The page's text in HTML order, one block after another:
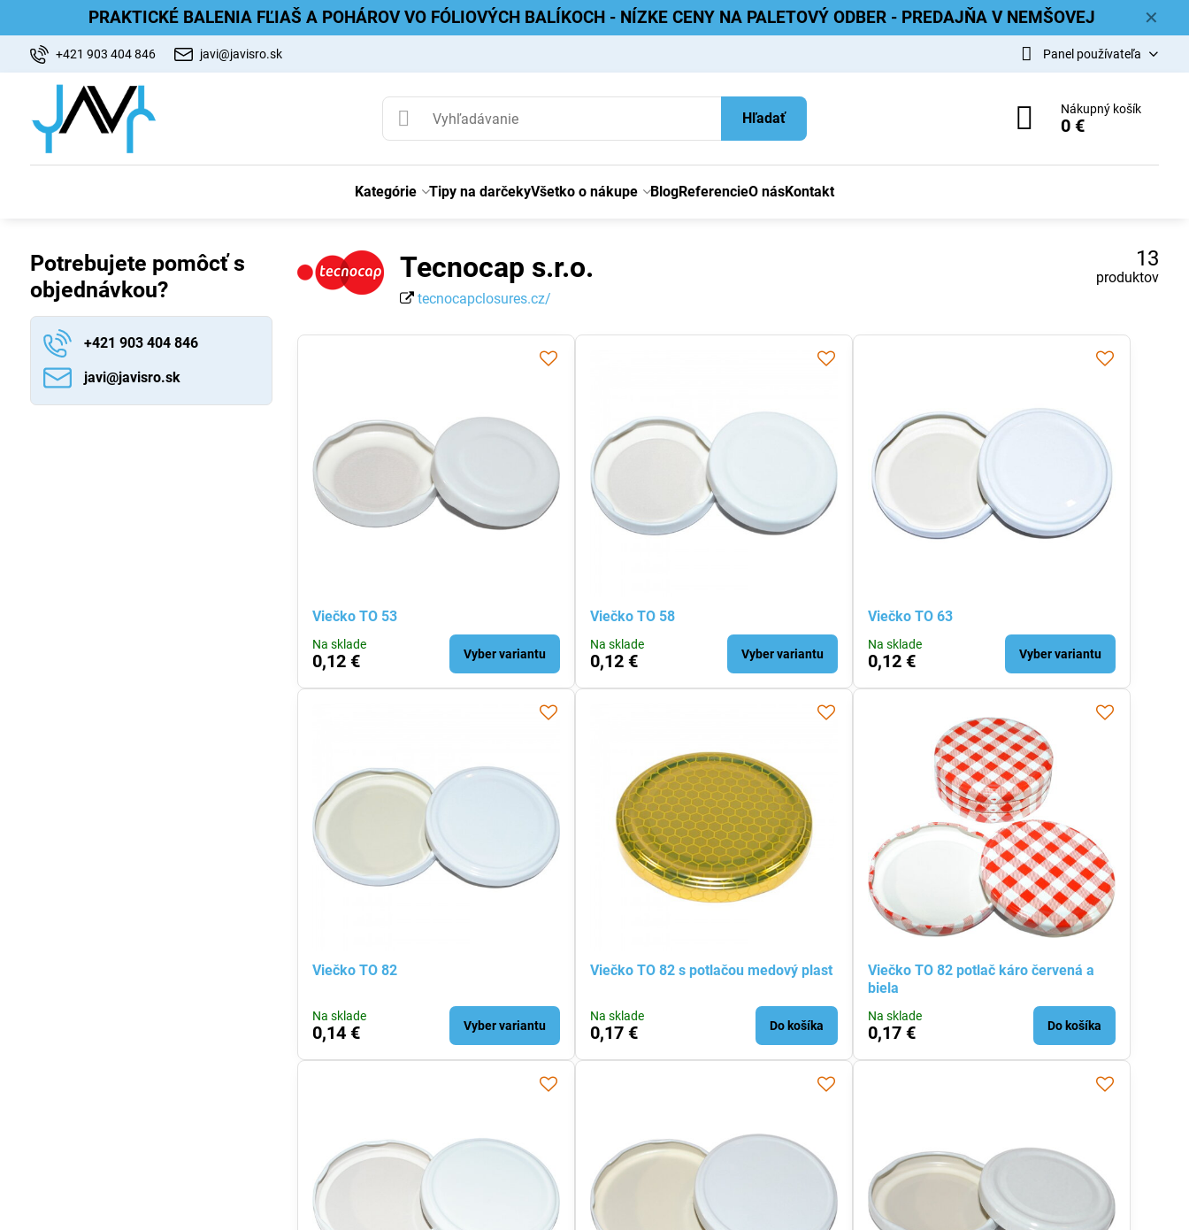
✕
PRAKTICKÉ BALENIA FĽIAŠ A POHÁROV VO FÓLIOVÝCH BALÍKOCH - NÍZKE CENY NA PALETOVÝ ODBER - PREDAJŇA V NEMŠOVEJ
+421 903 404 846 javi@javisro.sk Panel používateľa
Hľadať
Nákupný košík
0 €
Kategórie Tipy na darčekyVšetko o nákupe BlogReferencieO násKontakt
Tecnocap s.r.o.
tecnocapclosures.cz/
13
produktov
Viečko TO 53
Na sklade
0,12 € Vyber variantu
Viečko TO 58
Na sklade
0,12 € Vyber variantu
Viečko TO 63
Na sklade
0,12 € Vyber variantu
Viečko TO 82
Na sklade
0,14 € Vyber variantu
Viečko TO 82 s potlačou medový plast
Na sklade
0,17 € Do košíka
Viečko TO 82 potlač káro červená a
biela
Na sklade
0,17 € Do košíka
Potrebujete pomôcť s
objednávkou?
+421 903 404 846
javi​@javisro​.sk